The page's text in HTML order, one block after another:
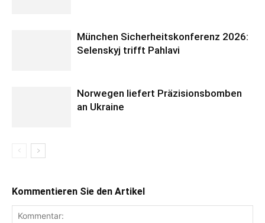
München Sicherheitskonferenz 2026:
Selenskyj trifft Pahlavi
Norwegen liefert Präzisionsbomben
an Ukraine
Kommentieren Sie den Artikel